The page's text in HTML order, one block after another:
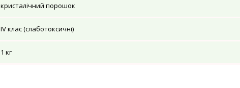
кристалічний порошок
ІV клас (слаботоксичні)
1 кг